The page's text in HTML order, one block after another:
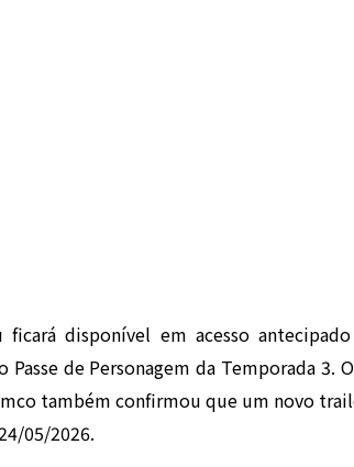
ficará disponível em acesso
Passe de Personagem da Temporada 3.
também confirmou que um novo
05/2026.